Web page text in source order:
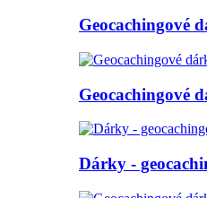
Geocachingové
Geocachingové
Dárky -